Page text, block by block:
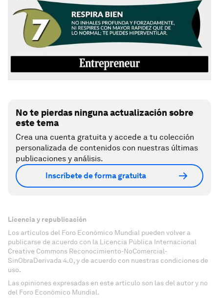
No te pierdas ninguna actualización sobre
este tema
Crea una cuenta gratuita y accede a tu colección
personalizada de contenidos con nuestras últimas
publicaciones y análisis.
Inscríbete de forma gratuita
Licencia y republicación
Los artículos del Foro Económico Mundial pueden volver a
publicarse de acuerdo con la Licencia Pública Internacional
Creative Commons Reconocimiento-NoComercial-
SinObraDerivada 4.0, y de acuerdo con nuestras condiciones de
uso.
Las opiniones expresadas en este artículo son las del autor y no
del Foro Económico Mundial.